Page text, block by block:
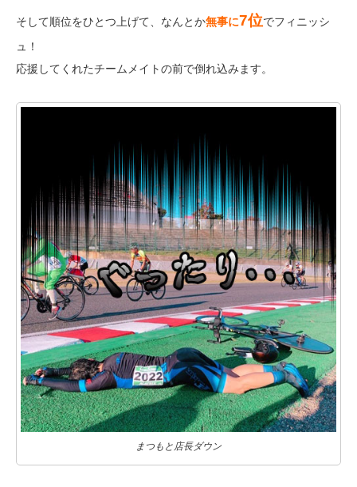
そして順位をひとつ上げて、なんとか無事に7位でフィニッシ
ュ！
応援してくれたチームメイトの前で倒れ込みます。
まつもと店長ダウン